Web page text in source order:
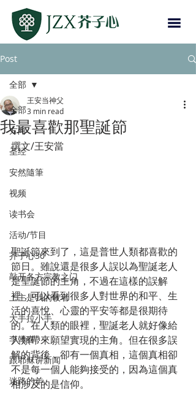
Post
全部
方向
圣经
安然隨筆
视频
读书会
活动/节目
芥子心30
敲开各方宗教之门
上主是我的牧者
大手拉小手
李翰春
跟耶稣讲新闻
迷路的羊
全部
我最喜歡那聖誕節
王安当神父
3 min read
撰文/王安當
聖誕節來到了，這是普世人類都喜歡的
節日。雖說還是很多人誤以為聖誕老人
是聖誕節的主角，不過在這樣的誤解
裡，可以看到很多人對世界的和平、生
活的喜悅、心靈的平安等都是很期待
的。在人類的眼裡，聖誕老人就好像給
人類帶來願望實現的主角。但在很多誤
解的背後，卻有一個真相，這個真相卻
不是每一個人能夠接受的，因為這個真
相涉及的是信仰。